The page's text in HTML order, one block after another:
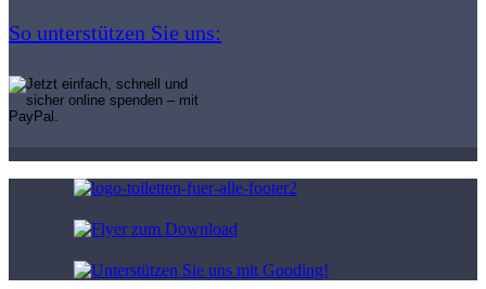
So unterstützen Sie uns: